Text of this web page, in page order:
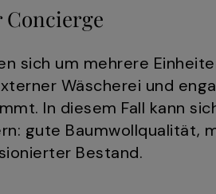
sich um mehrere
Wäscherei und
In diesem Fall kann
gute Baumwollqualität,
Bestand.